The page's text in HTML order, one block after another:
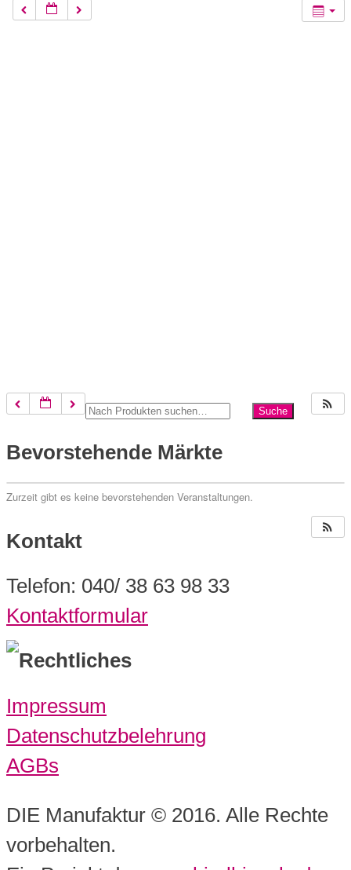
Bevorstehende Märkte
Zurzeit gibt es keine bevorstehenden Veranstaltungen.
Kontakt
Telefon: 040/ 38 63 98 33
Kontaktformular
Rechtliches
Impressum
Datenschutzbelehrung
AGBs
DIE Manufaktur © 2016. Alle Rechte
vorbehalten.